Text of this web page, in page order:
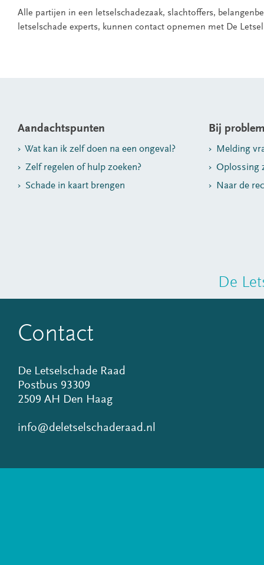
Alle partijen in een letselschadezaak, slachtoffers,
letselschade experts, kunnen contact opnemen met De
Aandachtspunten
Wat kan ik zelf doen na een ongeval?
Zelf regelen of hulp zoeken?
Schade in kaart brengen
Bij
Melding
Oplossing
Naar de
De
Contact
De Letselschade Raad
Postbus 93309
2509 AH Den Haag
info@deletselschaderaad.nl